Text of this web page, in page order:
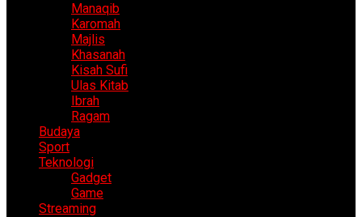
Manaqib
Karomah
Majlis
Khasanah
Kisah Sufi
Ulas Kitab
Ibrah
Ragam
Budaya
Sport
Teknologi
Gadget
Game
Streaming